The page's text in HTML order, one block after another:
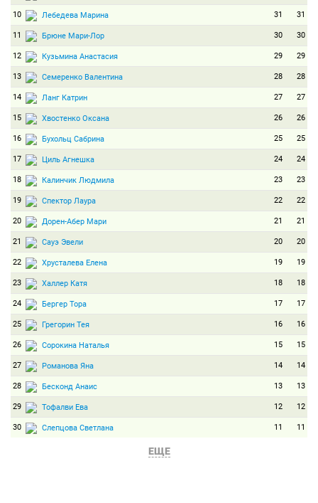
10 Лебедева Марина 31 31
11 Брюне Мари-Лор 30 30
12 Кузьмина Анастасия 29 29
13 Семеренко Валентина 28 28
14 Ланг Катрин 27 27
15 Хвостенко Оксана 26 26
16 Бухольц Сабрина 25 25
17 Циль Агнешка 24 24
18 Калинчик Людмила 23 23
19 Спектор Лаура 22 22
20 Дорен-Абер Мари 21 21
21 Сауэ Эвели 20 20
22 Хрусталева Елена 19 19
23 Халлер Катя 18 18
24 Бергер Тора 17 17
25 Грегорин Тея 16 16
26 Сорокина Наталья 15 15
27 Романова Яна 14 14
28 Бесконд Анаис 13 13
29 Тофалви Ева 12 12
30 Слепцова Светлана 11 11
ЕЩЕ